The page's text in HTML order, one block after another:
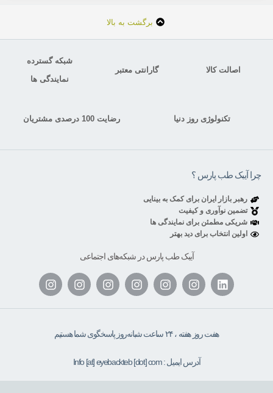
برگشت به بالا
اصالت کالا گارانتی معتبر
شبکه گسترده
نمایندگی ها
تکنولوژی روز دنیا رضایت 100 درصدی مشتریان
چرا آیبک طب پارس ؟
رهبر بازار ایران برای کمک به بینایی
تضمین نوآوری و کیفیت
شریکی مطمئن برای نمایندگی ها
اولین انتخاب برای دید بهتر
آیبک طب پارس در شبکه‌های اجتماعی
هفت روز هفته ، ۲۴ ساعت شبانه‌روز پاسخگوی شما هستیم
آدرس ایمیل : Info [at] eyebackteb [dot] com